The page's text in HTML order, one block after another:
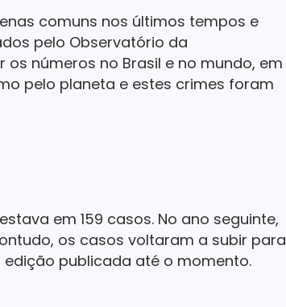
comuns nos últimos tempos e
pelo Observatório da
números no Brasil e no mundo, em
pelo planeta e estes crimes foram
em 159 casos. No ano seguinte,
os casos voltaram a subir para
edição publicada até o momento.